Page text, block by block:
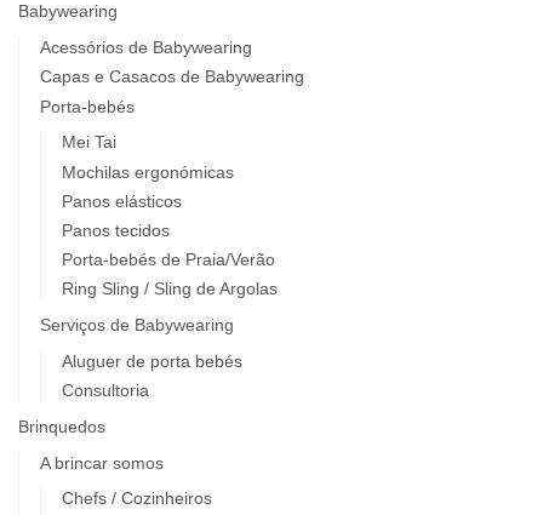
Babywearing
Acessórios de Babywearing
Capas e Casacos de Babywearing
Porta-bebés
Mei Tai
Mochilas ergonómicas
Panos elásticos
Panos tecidos
Porta-bebés de Praia/Verão
Ring Sling / Sling de Argolas
Serviços de Babywearing
Aluguer de porta bebés
Consultoria
Brinquedos
A brincar somos
Chefs / Cozinheiros